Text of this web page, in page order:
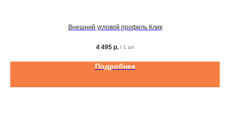
Внешний угловой профиль Клик
4 495 р. / 1 шт
Подробнее